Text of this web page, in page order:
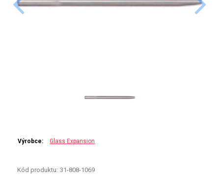
HADIČKY
Výrobce: Glass Expansion
Kód produktu: 31-808-1069